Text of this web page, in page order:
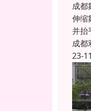
成都
伸缩
并抬
成都
23-